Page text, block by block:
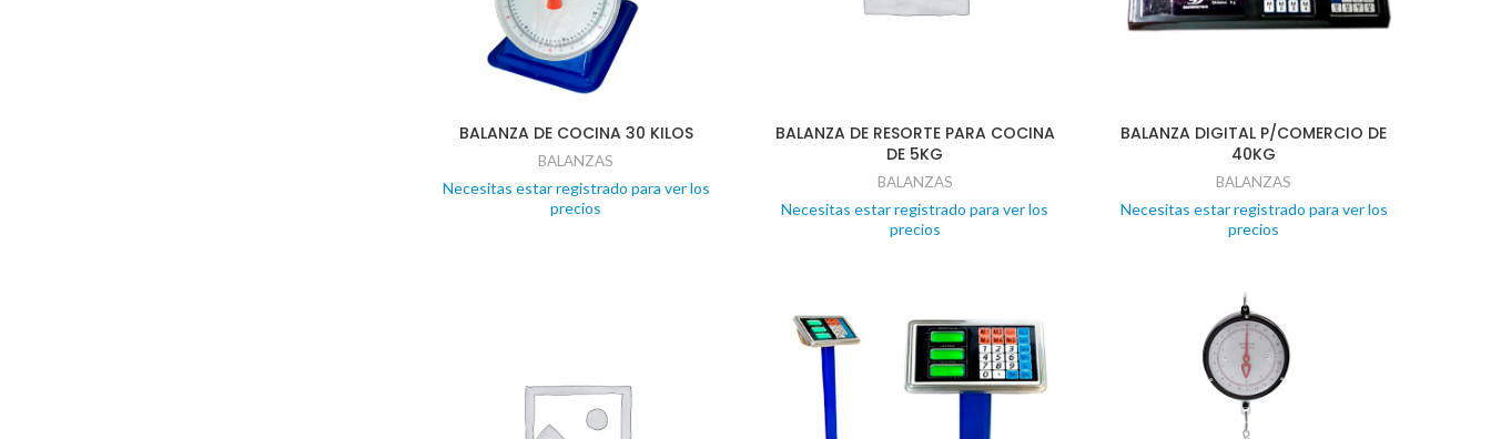
BALANZA DE COCINA 30 KILOS
BALANZAS
Necesitas estar registrado para ver los
precios
BALANZA DE RESORTE PARA COCINA
DE 5KG
BALANZAS
Necesitas estar registrado para ver los
precios
BALANZA DIGITAL P/COMERCIO DE
40KG
BALANZAS
Necesitas estar registrado para ver los
precios